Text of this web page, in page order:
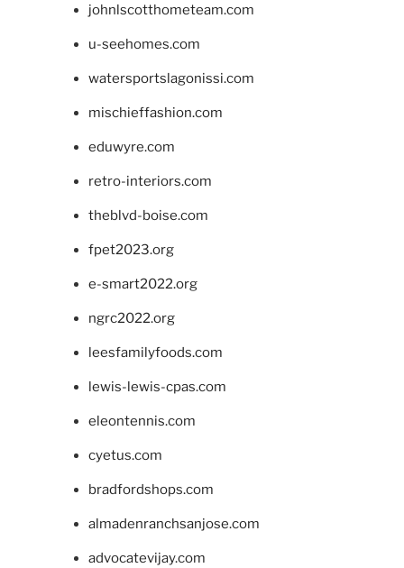
johnlscotthometeam.com
u-seehomes.com
watersportslagonissi.com
mischieffashion.com
eduwyre.com
retro-interiors.com
theblvd-boise.com
fpet2023.org
e-smart2022.org
ngrc2022.org
leesfamilyfoods.com
lewis-lewis-cpas.com
eleontennis.com
cyetus.com
bradfordshops.com
almadenranchsanjose.com
advocatevijay.com